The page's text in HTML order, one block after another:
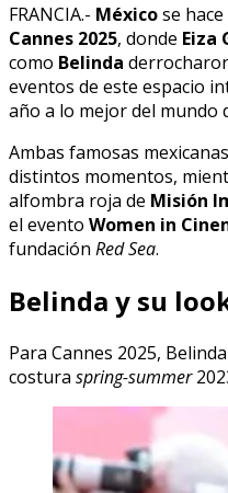
FRANCIA.- Méxicose
Cannes 2025, donde Eiza
como Belinda
eventos de este espacio
año a lo mejor del mundo
Ambas famosas
distintos momentos,
alfombra roja de Misión
el evento Women in
fundación Red Sea.
Belinda y su
Para Cannes 2025,
costura spring-summer